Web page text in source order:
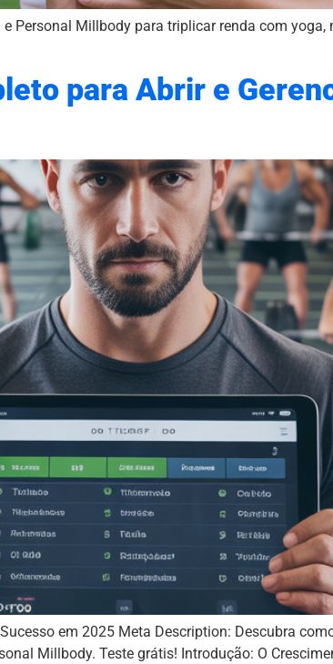
Personal Millbody para triplicar renda com
para Abrir e
em 2025 Meta Description: Descubra
Millbody. Teste grátis! Introdução: O